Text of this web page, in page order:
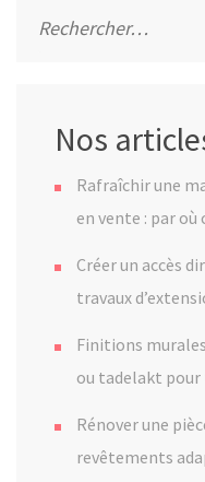
Nos
Rafraîchir une
en vente : par
Créer un accès
travaux
Finitions
ou tadelakt pour
Rénover une
revêtements